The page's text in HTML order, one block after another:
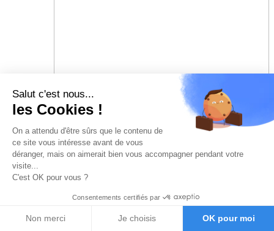
Salut c'est nous...
les Cookies !
On a attendu d'être sûrs que le contenu de
ce site vous intéresse avant de vous
déranger, mais on aimerait bien vous accompagner pendant votre
visite...
C'est OK pour vous ?
Consentements certifiés par
Non merci Je choisis OK pour moi